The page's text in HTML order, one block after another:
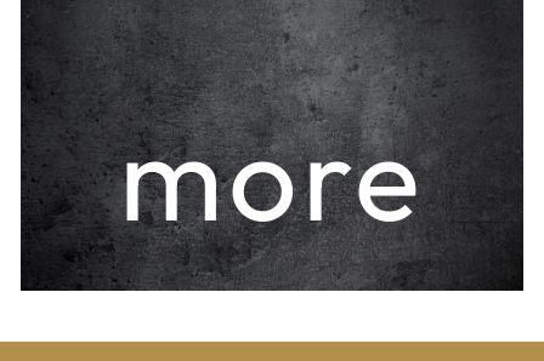
more